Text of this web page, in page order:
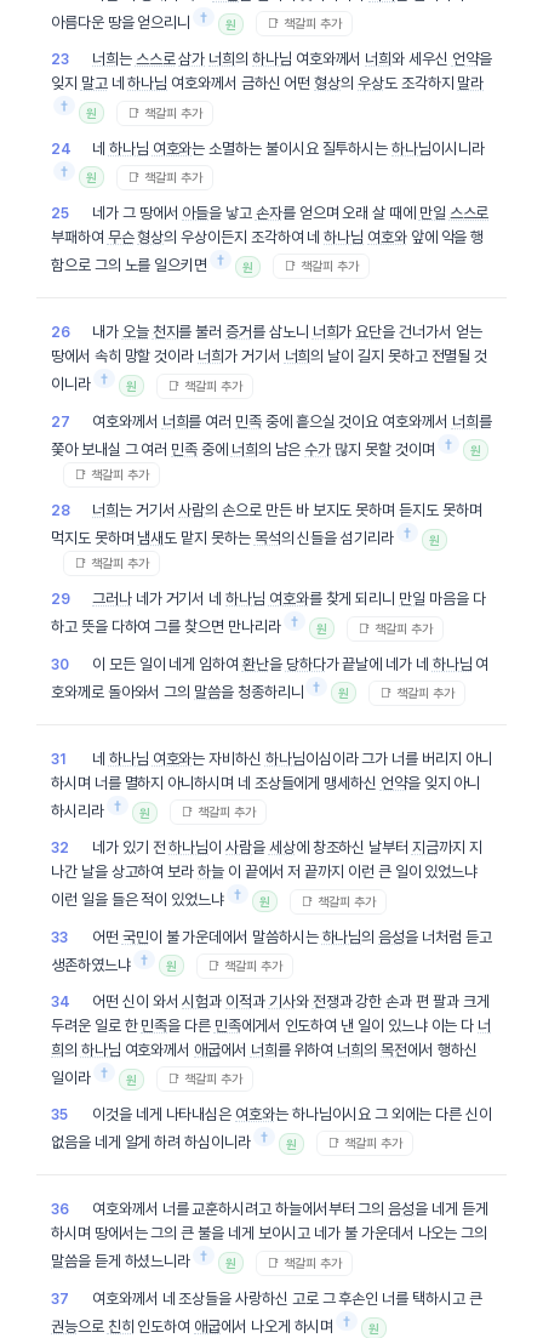
아름다운 땅을 얻으리니
† 원 📑 책갈피 추가
23 너희 는 스스로삼가 너희의하나님 여호와께서 너희와 세우신 언약을
잊지 말고네하나님 여호와께서 금하신 어떤형상의우상도 조각하지 말라
†
원 📑 책갈피 추가
24 네 하나님 여호와는 소멸하는 불이시요 질투하시는하나님이시니라
†
원 📑 책갈피 추가
25 네가 그 땅에서 아들을 낳고 손자를 얻으며 오래 살 때에 만일 스스로
부패하여 무슨형상의 우상이든지 조각하여 네하나님 여호와앞에 악을 행
함으로 그의 노를 일으키면 † 원 📑 책갈피 추가
26 내가 오늘 천지를 불러증거를 삼노니 너희가요단을 건너가서 얻는
땅에서 속히 망할 것이라 너희 가 거기서 너희의 날이 길지 못하고 전멸될 것
이니라 † 원 📑 책갈피 추가
27 여호와께서 너희를 여러 민족 중에 흩으실 것이요 여호와께서 너희를
쫓아 보내실 그 여러 민족 중에 너희 의 남은수가 많지 못할 것이며 † 원
📑 책갈피 추가
28 너희 는 거기서사람의 손으로 만든 바 보지도 못하며 듣지도 못하며
먹지도 못하며 냄새도 맡지 못하는 목석의 신들을 섬기리라 † 원
📑 책갈피 추가
29 그러나네가 거기서 네하나님 여호와를 찾게 되리니 만일 마음을 다
하고 뜻을 다하여 그를 찾으면 만나리라 † 원 📑 책갈피 추가
30 이 모든 일이 네게 임하여 환난을 당하다가 끝날에 네가 네 하나님 여
호와께로 돌아와서 그의 말씀을 청종하리니 † 원 📑 책갈피 추가
31 네 하나님 여호와는 자비하신 하나님이심이라 그가 너를 버리지 아니
하시며 너를 멸하지 아니하시며 네 조상들에게 맹세하신 언약을 잊지 아니
하시리라 † 원 📑 책갈피 추가
32 네가 있기 전하나님이사람을 세상에 창조하신 날부터 지금까지 지
나간 날을 상고하여 보라하늘이 끝에서 저 끝까지 이런 큰 일이 있었느냐
이런 일을 들은 적이 있었느냐 † 원 📑 책갈피 추가
33 어떤 국민이 불 가운데에서 말씀하시는 하나님의음성을 너처럼 듣고
생존하였느냐 † 원 📑 책갈피 추가
34 어떤 신이 와서시험과 이적과 기사와 전쟁과 강한 손과 편 팔과 크게
두려운 일로 한 민족을 다른 민족에게서 인도하여 낸 일이 있느냐 이는 다 너
희 의 하나님 여호와께서 애굽에서 너희 를 위하여 너희의목전에서 행하신
일이라 † 원 📑 책갈피 추가
35 이것을 네게 나타내심은 여호와는 하나님이시요 그 외에는 다른 신이
없음을 네게 알게 하려 하심이니라 † 원 📑 책갈피 추가
36 여호와께서 너를 교훈하시려고 하늘에서부터 그의음성을 네게 듣게
하시며 땅에서는 그의 큰 불을 네게 보이시고 네가 불 가운데서 나오는 그의
말씀을 듣게 하셨느니라 † 원 📑 책갈피 추가
37
여호와께서 네 조상들을 사랑하신 고로 그 후손인 너를 택하시고 큰
권능으로 친히 인도하여 애굽에서 나오게 하시며 † 원